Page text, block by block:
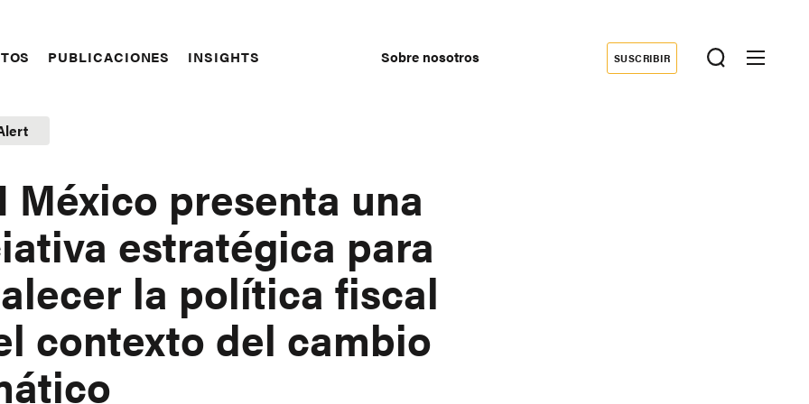
PUBLICACIONES INSIGHTS Sobre nosotros
Donate
SUSCRIBIR
México presenta una
estratégica para
la política fiscal
contexto del cambio